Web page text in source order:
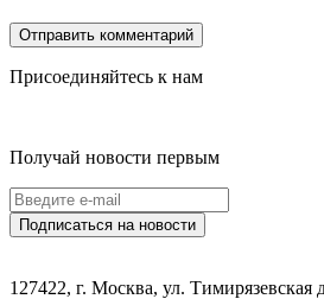
Присоединяйтесь к нам
Получай новости первым
127422, г. Москва, ул. Тимирязевская